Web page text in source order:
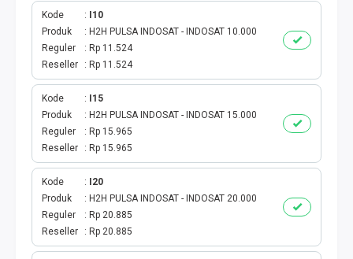
PAKET SMS
AKTIVASI PAKET
VOUCHER DATA
VOUCHER TV
TOKEN PLN
ISI ULANG GAME
TAG PLN
Kode
I10
Produk
H2H PULSA INDOSAT - INDOSAT 10.000
Reguler
Rp 11.524
Reseller
Rp 11.524
Kode
I15
Produk
H2H PULSA INDOSAT - INDOSAT 15.000
Reguler
Rp 15.965
Reseller
Rp 15.965
Kode
I20
Produk
H2H PULSA INDOSAT - INDOSAT 20.000
Reguler
Rp 20.885
Reseller
Rp 20.885